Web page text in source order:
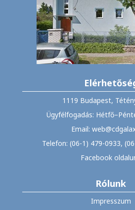
1119 Budapest,
Ügyfélfogadás:
Email:
Telefon: (06-1) 479-0933,
Facebook
Rólunk
Impresszum